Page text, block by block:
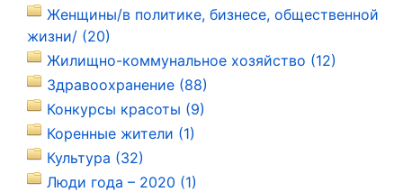
Женщины/в политике, бизнесе, общественной
жизни/ (20)
Жилищно-коммунальное хозяйство (12)
Здравоохранение (88)
Конкурсы красоты (9)
Коренные жители (1)
Культура (32)
Люди года – 2020 (1)